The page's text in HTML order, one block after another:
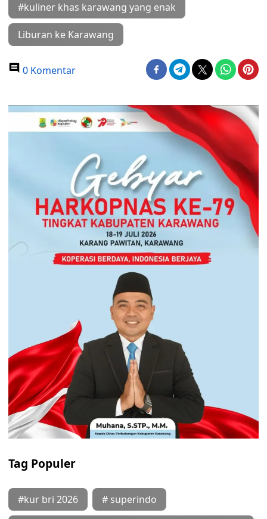
#kuliner khas karawang yang enak
Liburan ke Karawang
0 Komentar
Tag Populer
#kur bri 2026 # superindo